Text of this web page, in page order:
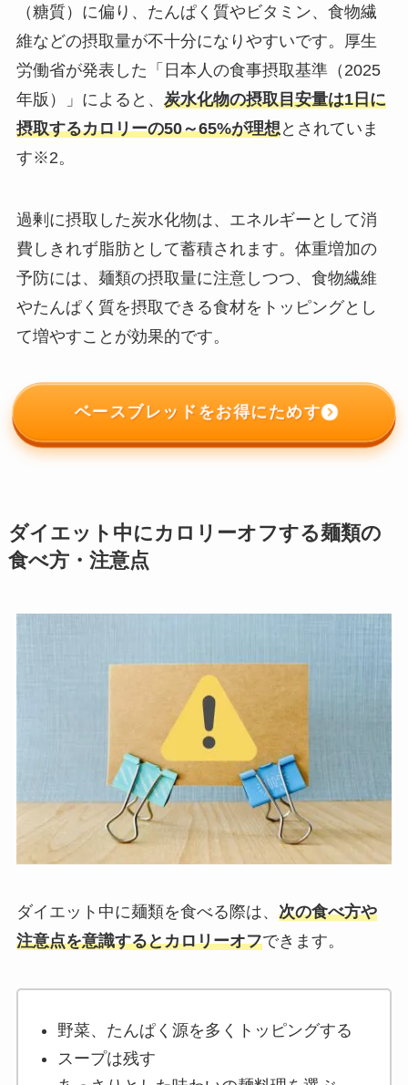
（糖質）に偏り、たんぱく質やビタミン、食物繊
維などの摂取量が不十分になりやすいです。厚生
労働省が発表した「日本人の食事摂取基準（2025
年版）」によると、 炭水化物の摂取目安量は1日に
摂取するカロリーの50～65%が理想とされていま
す※2。
過剰に摂取した炭水化物は、エネルギーとして消
費しきれず脂肪として蓄積されます。体重増加の
予防には、麺類の摂取量に注意しつつ、食物繊維
やたんぱく質を摂取できる食材をトッピングとし
て増やすことが効果的です。
ベースブレッドをお得にためす
ダイエット中にカロリーオフする麺類の
食べ方・注意点
ダイエット中に麺類を食べる際は、 次の食べ方や
注意点を意識するとカロリーオフできます。
野菜、たんぱく源を多くトッピングする
スープは残す